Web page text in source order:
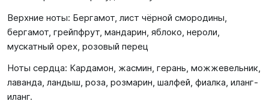
Верхние ноты: Бергамот, лист чёрной смородины,
бергамот, грейпфрут, мандарин, яблоко, нероли,
мускатный орех, розовый перец
Ноты сердца: Кардамон, жасмин, герань, можжевельник,
лаванда, ландыш, роза, розмарин, шалфей, фиалка, иланг-
иланг.